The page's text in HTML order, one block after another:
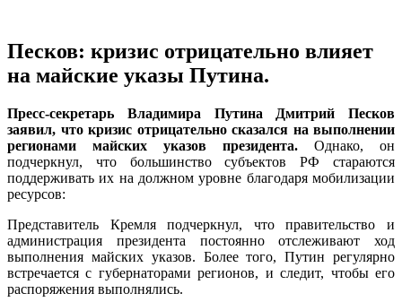
Песков: кризис отрицательно влияет
на майские указы Путина.
Пресс-секретарь Владимира Путина Дмитрий Песков
заявил, что кризис отрицательно сказался на выполнении
регионами майских указов президента. Однако, он
подчеркнул, что большинство субъектов РФ стараются
поддерживать их на должном уровне благодаря мобилизации
ресурсов:
Представитель Кремля подчеркнул, что правительство и
администрация президента постоянно отслеживают ход
выполнения майских указов. Более того, Путин регулярно
встречается с губернаторами регионов, и следит, чтобы его
распоряжения выполнялись.